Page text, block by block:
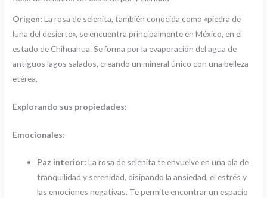
Origen: La rosa de selenita, también conocida como «piedra de
luna del desierto», se encuentra principalmente en México, en el
estado de Chihuahua. Se forma por la evaporación del agua de
antiguos lagos salados, creando un mineral único con una belleza
etérea.
Explorando sus propiedades:
Emocionales:
Paz interior: La rosa de selenita te envuelve en una ola de
tranquilidad y serenidad, disipando la ansiedad, el estrés y
las emociones negativas. Te permite encontrar un espacio